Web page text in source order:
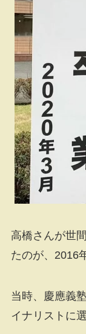
高橋さんが世
たのが、2016
当時、慶應義
イナリストに